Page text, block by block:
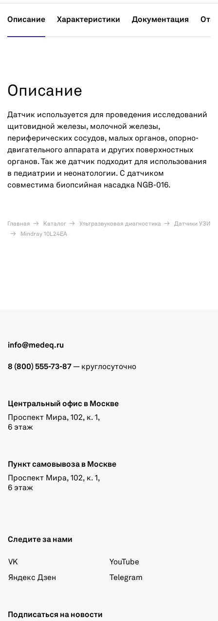
Описание Характеристики Документация
Описание
Датчик используется для проведения исследований
щитовидной железы, молочной железы,
периферических сосудов, малых органов, опорно-
двигательного аппарата и других поверхностных
органов. Так же датчик подходит для использования
в педиатрии и неонатологии. С датчиком
совместима биопсийная насадка NGB-016.
Главная Каталог Ультразвуковая диагностика
Датчики УЗИ
Mindray 10L24EA
info@medeq.ru
8 (800) 555-73-87 — круглосуточно
Центральный офис в Москве
Проспект Мира, 102, к. 1,
6 этаж
Пункт самовывоза в Москве
Проспект Мира, 102, к. 1,
6 этаж
Следите за нами
VK
Яндекс Дзен
YouTube
Telegram
Подписаться на новости